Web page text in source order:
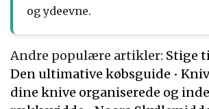
og ydeevne.
Andre populære artikler: Stige
Den ultimative købsguide •
dine knive organiserede og